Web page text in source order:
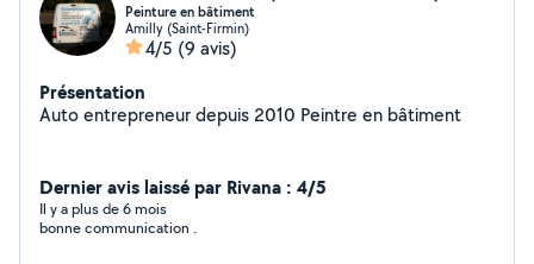
Peinture en bâtiment
Amilly (Saint-Firmin)
4/5 (9 avis)
Présentation
Auto entrepreneur depuis 2010 Peintre en bâtiment
Dernier avis laissé par Rivana : 4/5
Il y a plus de 6 mois
bonne communication .